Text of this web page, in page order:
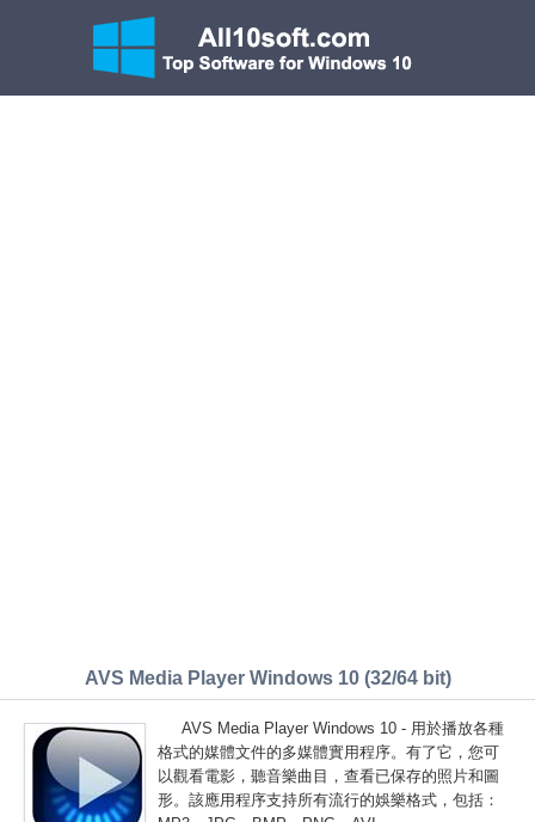
AVS Media Player Windows 10 (32/64 bit)
AVS Media Player Windows 10 - 用於播放各種
格式的媒體文件的多媒體實用程序。有了它，您可
以觀看電影，聽音樂曲目，查看已保存的照片和圖
形。該應用程序支持所有流行的娛樂格式，包括：